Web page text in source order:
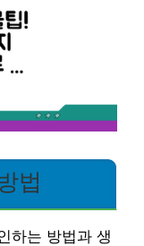
법
하는 방법과 생